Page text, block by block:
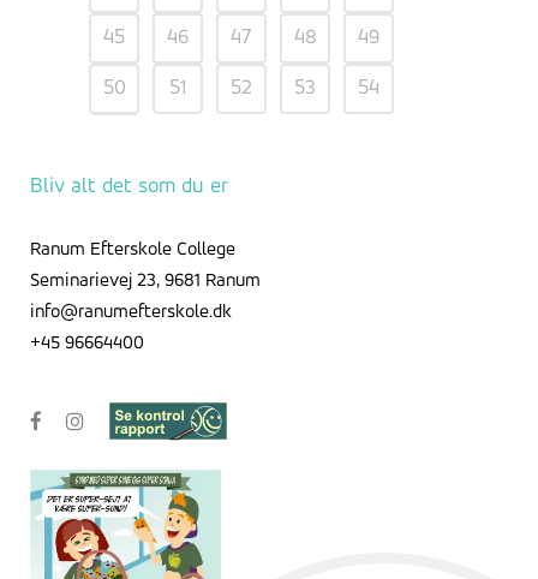
45 46 47 48 49
50 51 52 53 54
Bliv alt det som du er
Ranum Efterskole College
Seminarievej 23, 9681 Ranum
info@ranumefterskole.dk
+45 96664400